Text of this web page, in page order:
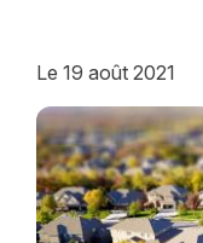
Le 19 août 2021